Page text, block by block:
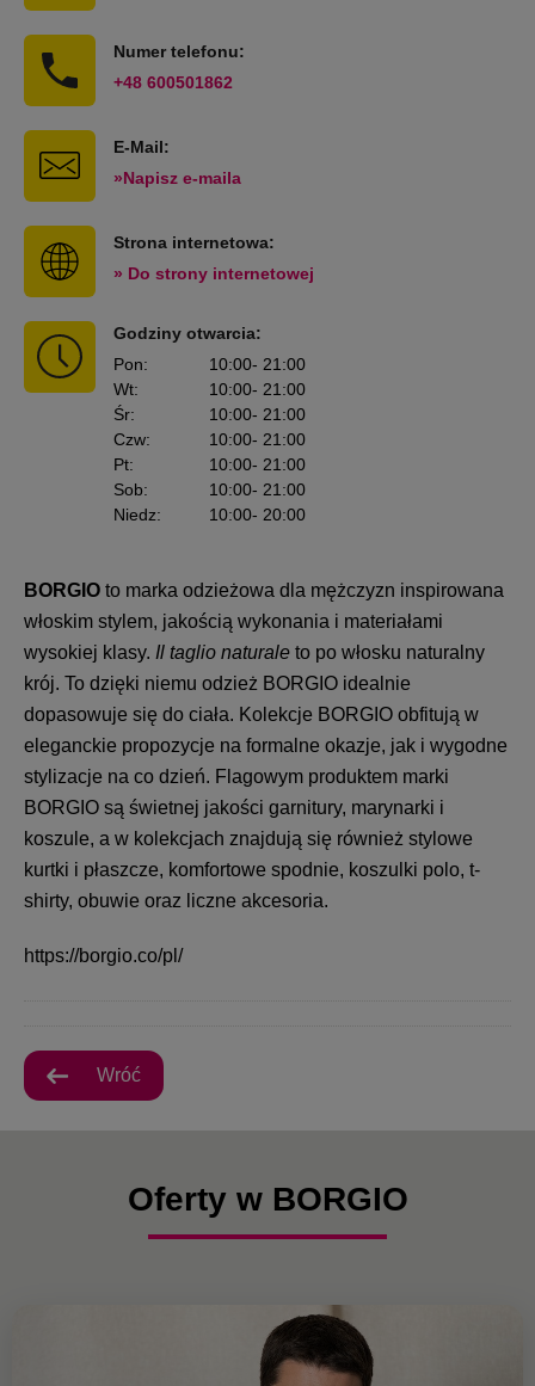
Numer telefonu:
+48 600501862
E-Mail:
»Napisz e-maila
Strona internetowa:
» Do strony internetowej
Godziny otwarcia:
Pon: 10:00- 21:00
Wt: 10:00- 21:00
Śr: 10:00- 21:00
Czw: 10:00- 21:00
Pt: 10:00- 21:00
Sob: 10:00- 21:00
Niedz: 10:00- 20:00
BORGIO to marka odzieżowa dla mężczyzn inspirowana
włoskim stylem, jakością wykonania i materiałami
wysokiej klasy. Il taglio naturale to po włosku naturalny
krój. To dzięki niemu odzież BORGIO idealnie
dopasowuje się do ciała. Kolekcje BORGIO obfitują w
eleganckie propozycje na formalne okazje, jak i wygodne
stylizacje na co dzień. Flagowym produktem marki
BORGIO są świetnej jakości garnitury, marynarki i
koszule, a w kolekcjach znajdują się również stylowe
kurtki i płaszcze, komfortowe spodnie, koszulki polo, t-
shirty, obuwie oraz liczne akcesoria.
https://borgio.co/pl/
Wróć
Oferty w BORGIO